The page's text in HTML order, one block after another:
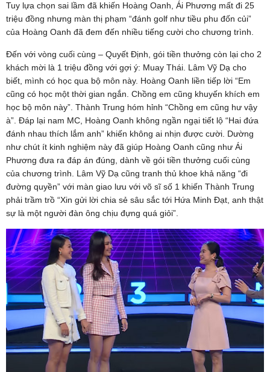
Tuy lựa chọn sai lầm đã khiến Hoàng Oanh, Ái Phương mất đi 25
triệu đồng nhưng màn thị phạm “đánh golf như tiều phu đốn củi”
của Hoàng Oanh đã đem đến nhiều tiếng cười cho chương trình.
Đến với vòng cuối cùng – Quyết Định, gói tiền thưởng còn lại cho 2
khách mời là 1 triệu đồng với gợi ý: Muay Thái. Lâm Vỹ Dạ cho
biết, mình có học qua bộ môn này. Hoàng Oanh liền tiếp lời “Em
cũng có học một thời gian ngắn. Chồng em cũng khuyến khích em
học bộ môn này”. Thành Trung hóm hỉnh “Chồng em cũng hư vậy
à”. Đáp lại nam MC, Hoàng Oanh không ngần ngại tiết lộ “Hai đứa
đánh nhau thích lắm anh” khiến không ai nhịn được cười. Dường
như chút ít kinh nghiệm này đã giúp Hoàng Oanh cũng như Ái
Phương đưa ra đáp án đúng, dành về gói tiền thưởng cuối cùng
của chương trình. Lâm Vỹ Dạ cũng tranh thủ khoe khả năng “đi
đường quyền” với màn giao lưu với võ sĩ số 1 khiến Thành Trung
phải trầm trồ “Xin gửi lời chia sẻ sâu sắc tới Hứa Minh Đạt, anh thật
sự là một người đàn ông chịu đựng quá giỏi”.